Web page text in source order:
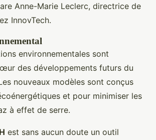
Anne-Marie Leclerc, directrice de
InnovTech.
environnementales sont
des développements futurs du
nouveaux modèles sont conçus
et pour minimiser les
à effet de serre.
est sans aucun doute un outil